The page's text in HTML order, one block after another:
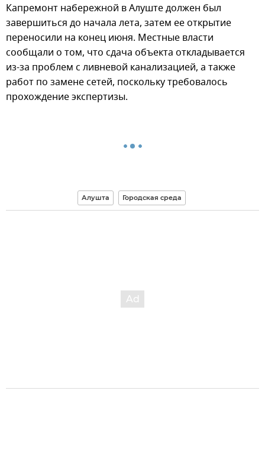
Капремонт набережной в Алуште должен был
завершиться до начала лета, затем ее открытие
переносили на конец июня. Местные власти
сообщали о том, что сдача объекта откладывается
из-за проблем с ливневой канализацией, а также
работ по замене сетей, поскольку требовалось
прохождение экспертизы.
Алушта Городская среда